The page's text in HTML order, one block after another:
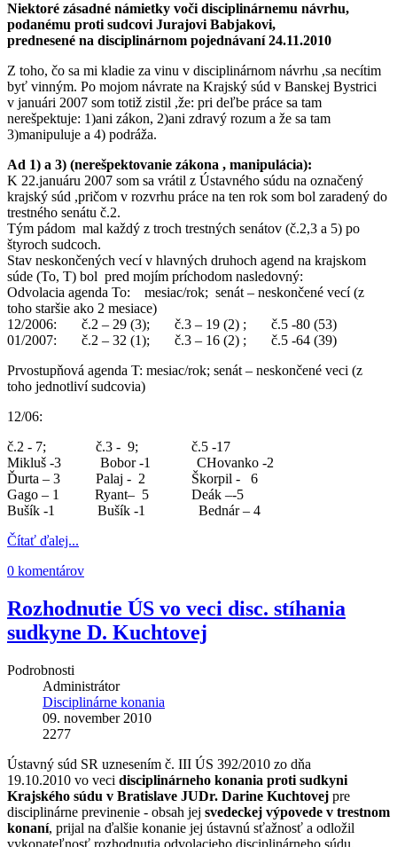
Niektoré zásadné námietky voči disciplinárnemu návrhu,
podanému proti sudcovi Jurajovi Babjakovi,
prednesené na disciplinárnom pojednávaní 24.11.2010
Z toho, čo sa mi kladie za vinu v disciplinárnom návrhu ,sa necítim
byť vinným. Po mojom návrate na Krajský súd v Banskej Bystrici
v januári 2007 som totiž zistil ,že: pri deľbe práce sa tam
nerešpektuje: 1)ani zákon, 2)ani zdravý rozum a že sa tam
3)manipuluje a 4) podráža.
Ad 1) a 3) (nerešpektovanie zákona , manipulácia):
K 22.januáru 2007 som sa vrátil z Ústavného súdu na označený
krajský súd ,pričom v rozvrhu práce na ten rok som bol zaradený do
trestného senátu č.2.
Tým pádom mal každý z troch trestných senátov (č.2,3 a 5) po
štyroch sudcoch.
Stav neskončených vecí v hlavných druhoch agend na krajskom
súde (To, T) bol pred mojím príchodom nasledovný:
Odvolacia agenda To: mesiac/rok; senát – neskončené vecí (z
toho staršie ako 2 mesiace)
12/2006: č.2 – 29 (3); č.3 – 19 (2) ; č.5 -80 (53)
01/2007: č.2 – 32 (1); č.3 – 16 (2) ; č.5 -64 (39)
Prvostupňová agenda T: mesiac/rok; senát – neskončené veci (z
toho jednotliví sudcovia)
12/06:
č.2 - 7; č.3 - 9; č.5 -17
Mikluš -3 Bobor -1 CHovanko -2
Ďurta – 3 Palaj - 2 Škorpil - 6
Gago – 1 Ryant– 5 Deák –-5
Bušík -1 Bušík -1 Bednár – 4
Čítať ďalej...
0 komentárov
Rozhodnutie ÚS vo veci disc. stíhania
sudkyne D. Kuchtovej
Podrobnosti
Administrátor
Disciplinárne konania
09. november 2010
2277
Ústavný súd SR uznesením č. III ÚS 392/2010 zo dňa
19.10.2010 vo veci disciplinárneho konania proti sudkyni
Krajského súdu v Bratislave JUDr. Darine Kuchtovej pre
disciplinárne previnenie - obsah jej svedeckej výpovede v trestnom
konaní, prijal na ďalšie konanie jej ústavnú sťažnosť a odložil